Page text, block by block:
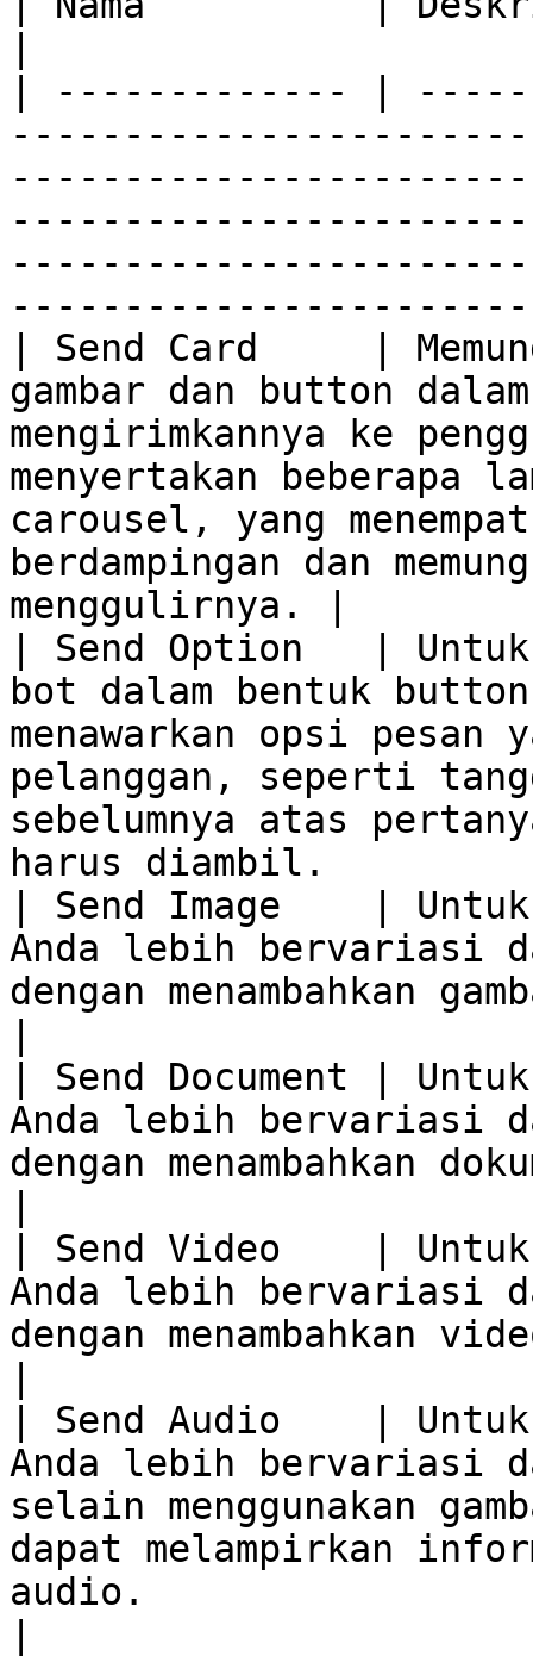
| ------------- |
| Send Card     |
gambar dan button
mengirimkannya ke
menyertakan beberapa
carousel, yang
berdampingan dan
menggulirnya. |
| Send Option   | Untuk
bot dalam bentuk
menawarkan opsi
pelanggan, seperti
sebelumnya atas
harus diambil.
| Send Image    | Untuk
Anda lebih bervariasi
dengan menambahkan
| Send Document |
Anda lebih bervariasi
dengan menambahkan
| Send Video    | Untuk
Anda lebih bervariasi
dengan menambahkan
| Send Audio    | Untuk
Anda lebih bervariasi
selain menggunakan
dapat melampirkan
audio.